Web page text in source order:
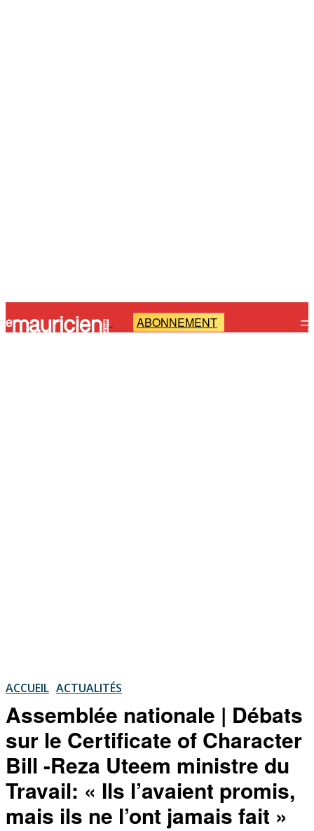
- ABONNEMENT
ACCUEIL ACTUALITÉS
Assemblée nationale | Débats
sur le Certificate of Character
Bill -Reza Uteem ministre du
Travail: « Ils l’avaient promis,
mais ils ne l’ont jamais fait »